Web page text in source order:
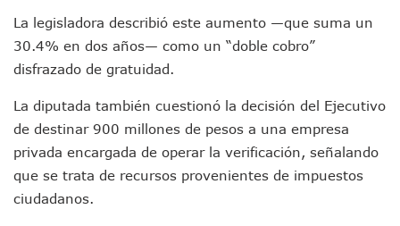
Donald Trump Asistirá A La Final Del Mundial 2026 Entre
Retiran 10 Toneladas De Macroalga En Playa De
Munguía Analiza Pedir 100 MDP De Adelanto De
Bomberas De Vallarta Asistirán A Simposio Internacional
Región Sanitaria VIII Activa Programa Para Menores Con
Asesinan A Regidora De Tecate Por Morena Y A Su
Recuperan Seis Vehículos Con Reporte De Robo Durante
SEP Asigna Escuelas Para El Ciclo 2026-2027 En Jalisco;
La legisladora describió este aumento —que suma un
30.4% en dos años— como un “doble cobro”
disfrazado de gratuidad.
La diputada también cuestionó la decisión del Ejecutivo
de destinar 900 millones de pesos a una empresa
privada encargada de operar la verificación, señalando
que se trata de recursos provenientes de impuestos
ciudadanos.